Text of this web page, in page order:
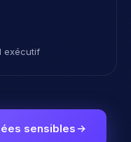
sensibles